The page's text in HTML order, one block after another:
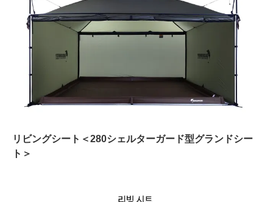
リビングシート＜280シェルターガード型グランドシー
ト＞